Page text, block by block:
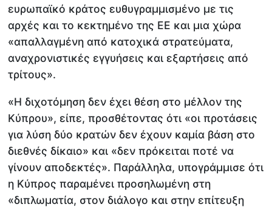
ευρωπαϊκό κράτος ευθυγραμμισμένο με τις
αρχές και το κεκτημένο της ΕΕ και μια χώρα
«απαλλαγμένη από κατοχικά στρατεύματα,
αναχρονιστικές εγγυήσεις και εξαρτήσεις από
τρίτους».
«Η διχοτόμηση δεν έχει θέση στο μέλλον της
Κύπρου», είπε, προσθέτοντας ότι «οι προτάσεις
για λύση δύο κρατών δεν έχουν καμία βάση στο
διεθνές δίκαιο» και «δεν πρόκειται ποτέ να
γίνουν αποδεκτές». Παράλληλα, υπογράμμισε ότι
η Κύπρος παραμένει προσηλωμένη στη
«διπλωματία, στον διάλογο και στην επίτευξη